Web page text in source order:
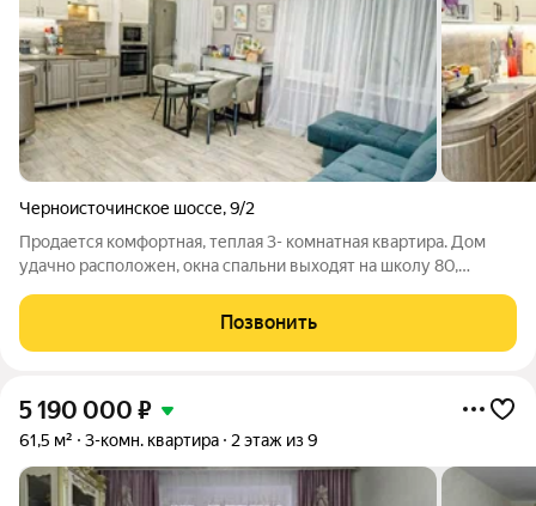
Черноисточинское шоссе,9/2
Продается комфортная, теплая 3- комнатная квартира. Дом
удачно расположен, окна спальни выходят на школу 80,
то же время все находится рядом : школа, детские сады,
магазины, парк, почта,
Позвонить
5 190 000 ₽
61,5 м² 3-комн. квартира 2 этаж из 9